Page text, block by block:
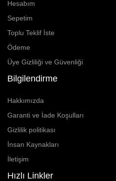
Hesabım
Sepetim
Toplu Teklif İste
Ödeme
Üye Gizliliği ve Güvenliği
Bilgilendirme
Hakkımızda
Garanti ve İade Koşulları
Gizlilik politikası
İnsan Kaynakları
İletişim
Hızlı Linkler